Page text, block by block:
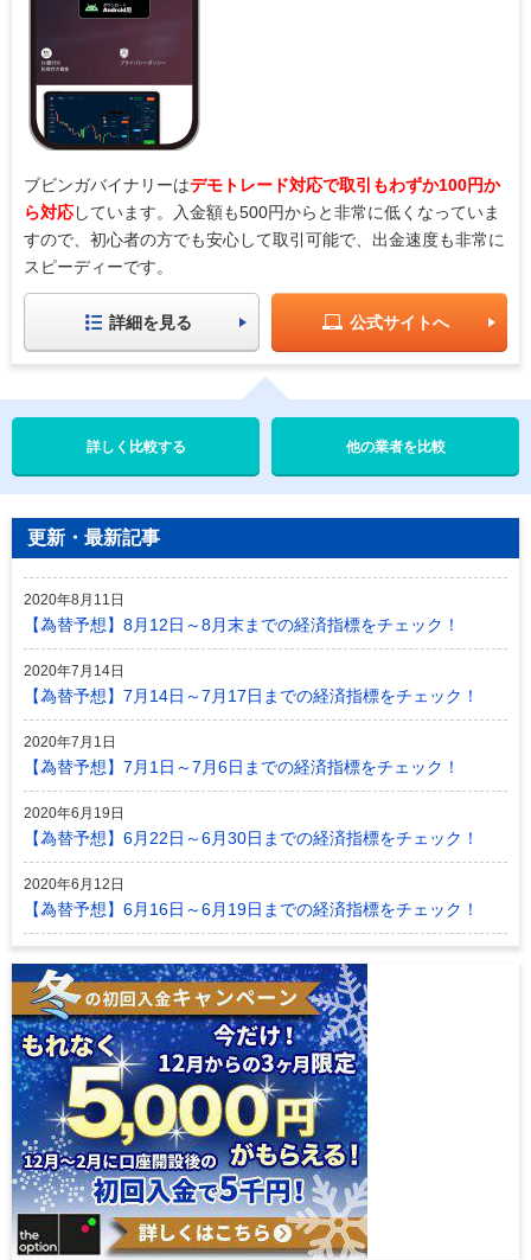
ブビンガバイナリーはデモトレード対応で取引もわずか100円か
ら対応しています。入金額も500円からと非常に低くなっていま
すので、初心者の方でも安心して取引可能で、出金速度も非常に
スピーディーです。
詳細を見る 公式サイトへ
他の業者を比較
更新・最新記事
2020年8月11日
【為替予想】8月12日～8月末までの経済指標をチェック！
2020年7月14日
【為替予想】7月14日～7月17日までの経済指標をチェック！
2020年7月1日
【為替予想】7月1日～7月6日までの経済指標をチェック！
2020年6月19日
【為替予想】6月22日～6月30日までの経済指標をチェック！
2020年6月12日
【為替予想】6月16日～6月19日までの経済指標をチェック！